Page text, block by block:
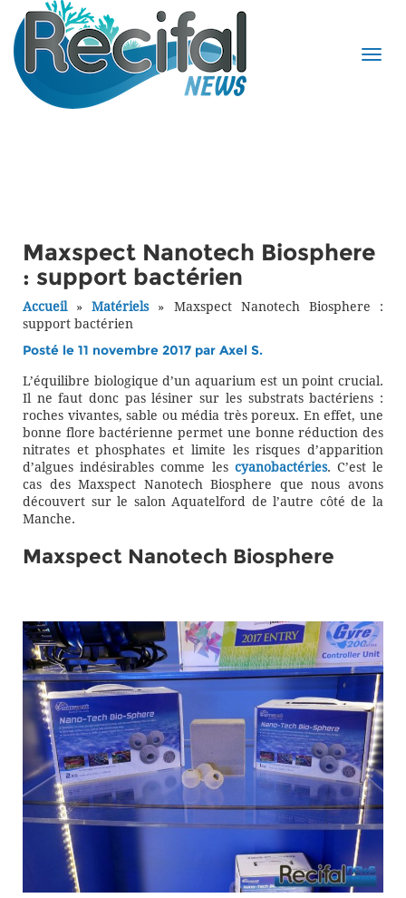
Maxspect Nanotech Biosphere
: support bactérien
Accueil»Matériels» Maxspect Nanotech Biosphere :
support bactérien
Posté le 11 novembre 2017 par Axel S.
L’équilibre biologique d’un aquarium est un point crucial.
Il ne faut donc pas lésiner sur les substrats bactériens :
roches vivantes, sable ou média très poreux. En effet, une
bonne flore bactérienne permet une bonne réduction des
nitrates et phosphates et limite les risques d’apparition
d’algues indésirables comme les cyanobactéries. C’est le
cas des Maxspect Nanotech Biosphere que nous avons
découvert sur le salon Aquatelford de l’autre côté de la
Manche.
Maxspect Nanotech Biosphere